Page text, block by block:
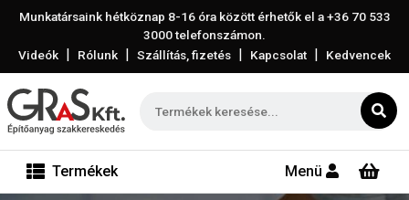
Munkatársaink hétköznap 8-16 óra között érhetők el a+36 70 533
3000telefonszámon.
Videók | Rólunk | Szállítás, fizetés | Kapcsolat | Kedvencek
Termékek Menü